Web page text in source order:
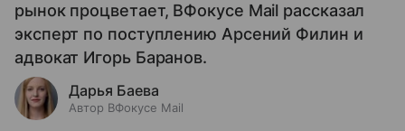
рынок процветает, ВФокусе Mail рассказал
эксперт по поступлению Арсений Филин и
адвокат Игорь Баранов.
Дарья Баева
Автор ВФокусе Mail